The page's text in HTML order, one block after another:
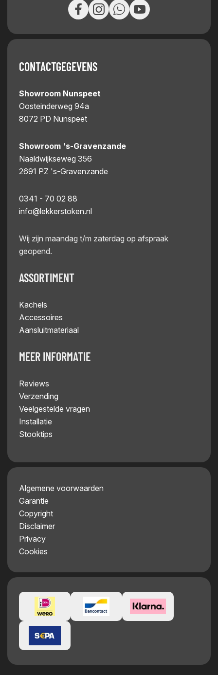
CONTACTGEGEVENS
Showroom Nunspeet
Oosteinderweg 94a
8072 PD Nunspeet
Showroom 's-Gravenzande
Naaldwijkseweg 356
2691 PZ 's-Gravenzande
0341 - 70 02 88
info@lekkerstoken.nl
Wij zijn maandag t/m zaterdag op afspraak
geopend.
ASSORTIMENT
Kachels
Accessoires
Aansluitmateriaal
MEER INFORMATIE
Reviews
Verzending
Veelgestelde vragen
Installatie
Stooktips
Algemene voorwaarden
Garantie
Copyright
Disclaimer
Privacy
Cookies